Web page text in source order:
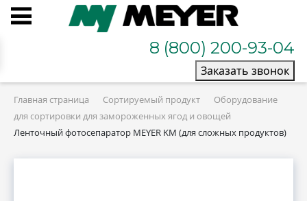
8 (800) 200-93-04
Заказать звонок
Главная страница Сортируемый продукт
Оборудование
для сортировки для замороженных ягод и овощей
Ленточный фотосепаратор MEYER KM (для сложных продуктов)